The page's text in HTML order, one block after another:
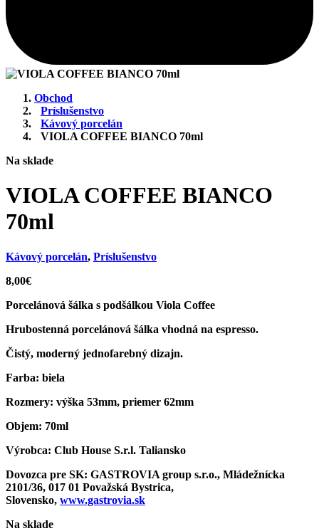
Obchod
Príslušenstvo
Kávový porcelán
VIOLA COFFEE BIANCO 70ml
Na sklade
VIOLA COFFEE BIANCO
70ml
Kávový porcelán, Príslušenstvo
8,00€
Porcelánová šálka s podšálkou Viola Coffee
Hrubostenná porcelánová šálka vhodná na espresso.
Čistý, moderný jednofarebný dizajn.
Farba: biela
Rozmery: výška 53mm, priemer 62mm
Objem: 70ml
Výrobca: Club House S.r.l. Taliansko
Dovozca pre SK: GASTROVIA group s.r.o., Mládežnícka
2101/36, 017 01 Považská Bystrica,
Slovensko, www.gastrovia.sk
Na sklade